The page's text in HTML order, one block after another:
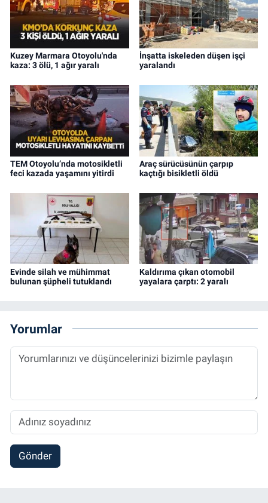
Kuzey Marmara Otoyolu'nda
kaza: 3 ölü, 1 ağır yaralı
İnşatta iskeleden düşen işçi
yaralandı
TEM Otoyolu’nda motosikletli
feci kazada yaşamını yitirdi
Araç sürücüsünün çarpıp
kaçtığı bisikletli öldü
Evinde silah ve mühimmat
bulunan şüpheli tutuklandı
Kaldırıma çıkan otomobil
yayalara çarptı: 2 yaralı
Yorumlar
Gönder